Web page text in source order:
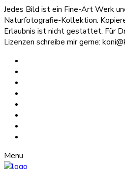
Jedes Bild ist ein Fine-Art Werk
Naturfotografie-Kollektion.
Erlaubnis ist nicht gestattet. Für
Lizenzen schreibe mir gerne:
Menu